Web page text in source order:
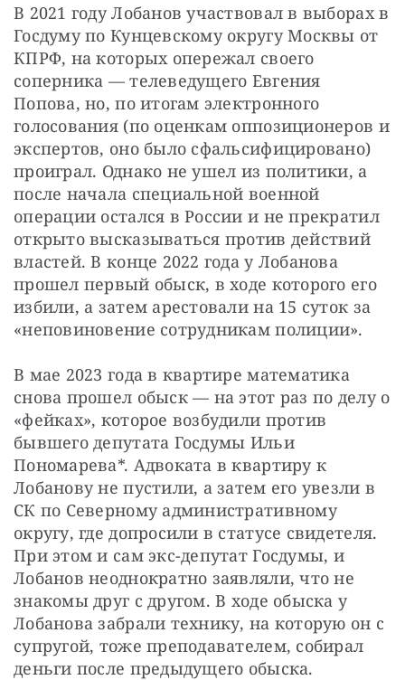
В 2021 году Лобанов участвовал в выборах в
Госдуму по Кунцевскому округу Москвы от
КПРФ, на которых опережал своего
соперника — телеведущего Евгения
Попова, но, по итогам электронного
голосования (по оценкам оппозиционеров и
экспертов, оно было сфальсифицировано)
проиграл. Однако не ушел из политики, а
после начала специальной военной
операции остался в России и не прекратил
открыто высказываться против действий
властей. В конце 2022 года у Лобанова
прошел первый обыск, в ходе которого его
избили, а затем арестовали на 15 суток за
«неповиновение сотрудникам полиции».
В мае 2023 года в квартире математика
снова прошел обыск — на этот раз по делу о
«фейках», которое возбудили против
бывшего депутата Госдумы Ильи
Пономарева*. Адвоката в квартиру к
Лобанову не пустили, а затем его увезли в
СК по Северному административному
округу, где допросили в статусе свидетеля.
При этом и сам экс-депутат Госдумы, и
Лобанов неоднократно заявляли, что не
знакомы друг с другом. В ходе обыска у
Лобанова забрали технику, на которую он с
супругой, тоже преподавателем, собирал
деньги после предыдущего обыска.